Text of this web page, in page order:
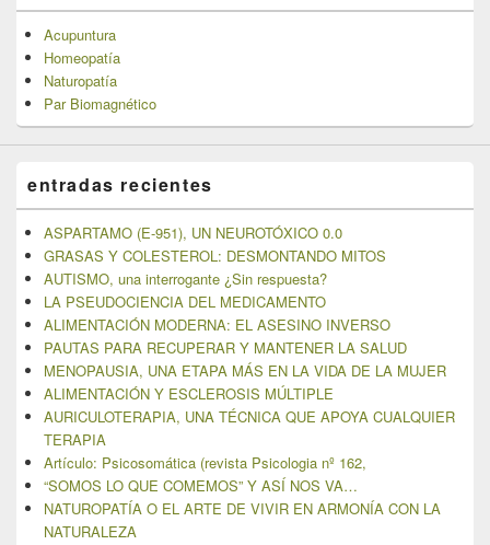
Acupuntura
Homeopatía
Naturopatía
Par Biomagnético
entradas recientes
ASPARTAMO (E-951), UN NEUROTÓXICO 0.0
GRASAS Y COLESTEROL: DESMONTANDO MITOS
AUTISMO, una interrogante ¿Sin respuesta?
LA PSEUDOCIENCIA DEL MEDICAMENTO
ALIMENTACIÓN MODERNA: EL ASESINO INVERSO
PAUTAS PARA RECUPERAR Y MANTENER LA SALUD
MENOPAUSIA, UNA ETAPA MÁS EN LA VIDA DE LA MUJER
ALIMENTACIÓN Y ESCLEROSIS MÚLTIPLE
AURICULOTERAPIA, UNA TÉCNICA QUE APOYA CUALQUIER
TERAPIA
Artículo: Psicosomática (revista Psicologia nº 162,
“SOMOS LO QUE COMEMOS” Y ASÍ NOS VA…
NATUROPATÍA O EL ARTE DE VIVIR EN ARMONÍA CON LA
NATURALEZA